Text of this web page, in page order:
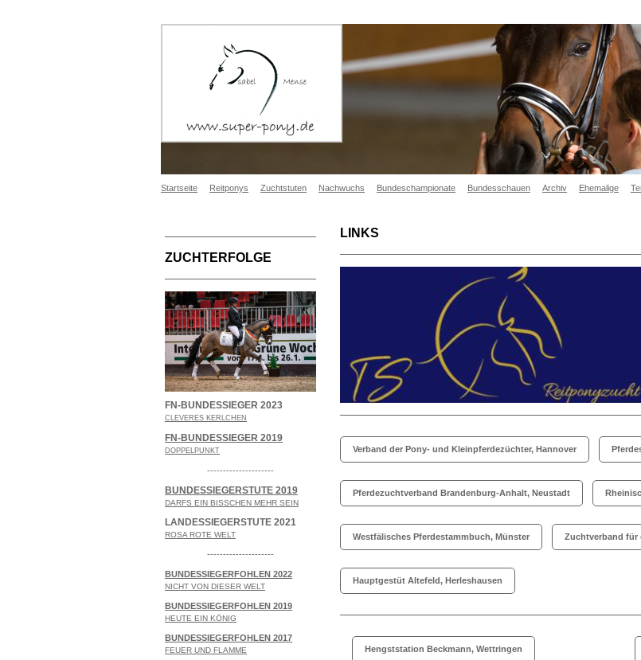
Startseite Reitponys Zuchtstuten Nachwuchs Bundeschampionate Bundesschauen Archiv Ehemalige
LINKS
Verband der Pony- und Kleinpferdezüchter, Hannover
Pferdezuchtverband Brandenburg-Anhalt, Neustadt
Westfälisches Pferdestammbuch, Münster Zuchtverband für
Hauptgestüt Altefeld, Herleshausen
Hengststation Beckmann, Wettringen
ZUCHTERFOLGE
FN-BUNDESSIEGER 2023
CLEVERES KERLCHEN
FN-BUNDESSIEGER 2019
DOPPELPUNKT
---------------------
BUNDESSIEGERSTUTE 2019
DARFS EIN BISSCHEN MEHR SEIN
LANDESSIEGERSTUTE 2021
ROSA ROTE WELT
---------------------
BUNDESSIEGERFOHLEN 2022
NICHT VON DIESER WELT
BUNDESSIEGERFOHLEN 2019
HEUTE EIN KÖNIG
BUNDESSIEGERFOHLEN 2017
FEUER UND FLAMME